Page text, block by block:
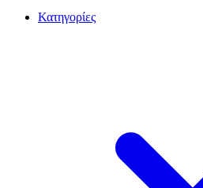
Κατηγορίες